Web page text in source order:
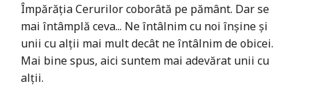
Împărăţia Cerurilor coborâtă pe pământ. Dar se
mai întâmplă ceva... Ne întâlnim cu noi înșine și
unii cu alții mai mult decât ne întâlnim de obicei.
Mai bine spus, aici suntem mai adevărat unii cu
alții.